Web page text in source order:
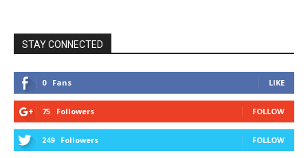
STAY CONNECTED
0 Fans LIKE
75 Followers FOLLOW
249 Followers FOLLOW